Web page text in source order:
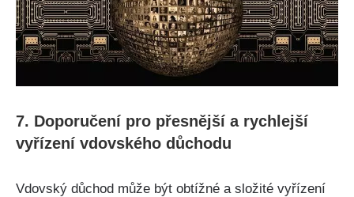
7. Doporučení pro přesnější a rychlejší
vyřízení vdovského důchodu
Vdovský důchod může být obtížné a složité vyřízení